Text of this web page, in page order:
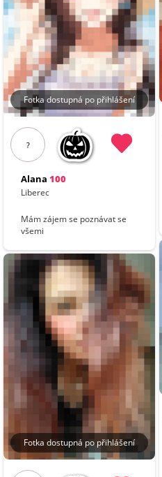
Fotka dostupná po přihlášení
?
Alana 100
Liberec
Mám zájem se poznávat se
všemi
Fotka dostupná po přihlášení